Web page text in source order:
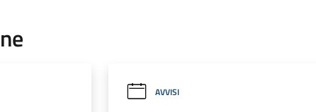
AVVISI